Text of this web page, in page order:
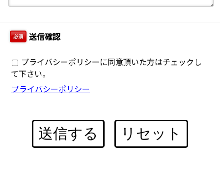
必須 送信確認
プライバシーポリシーに同意頂いた方はチェックし
て下さい。
プライバシーポリシー
送信する リセット